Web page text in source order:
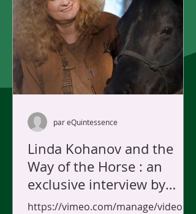
Linda Kohanov and the
Way of the Horse : an
exclusive interview by
Sylvain Gillier
https://vimeo.com/manage/videos/1
par eQuintessence